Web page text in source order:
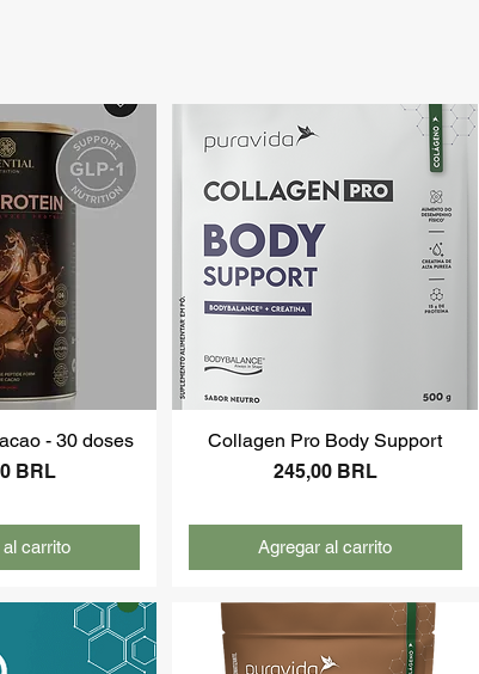
- 30 doses
BRL
carrito
Collagen Pro Body Support
Precio
245,00 BRL
Agregar al carrito